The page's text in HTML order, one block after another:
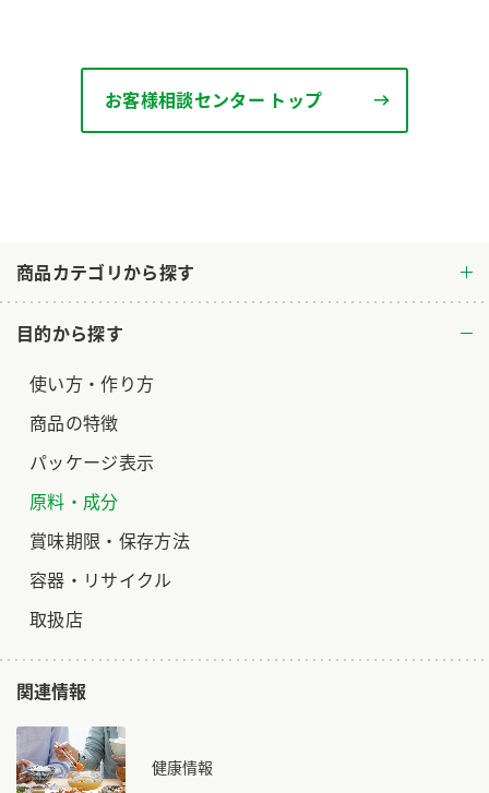
商品カテゴリから探す
目的から探す
使い方・作り方
商品の特徴
パッケージ表示
原料・成分
賞味期限・保存方法
容器・リサイクル
取扱店
関連情報
健康情報
お客様相談センター トップ